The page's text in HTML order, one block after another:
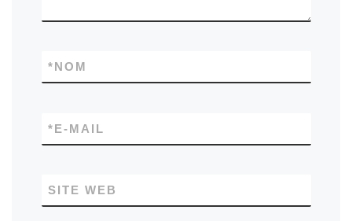
NOM
*
E-MAIL
*
SITE WEB